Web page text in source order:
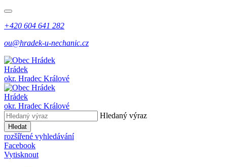
+420 604 641 282
ou@hradek-u-nechanic.cz
Hrádek
okr. Hradec Králové
Hrádek
okr. Hradec Králové
Hledaný výraz
Hledat
rozšířené vyhledávání
Facebook
Vytisknout